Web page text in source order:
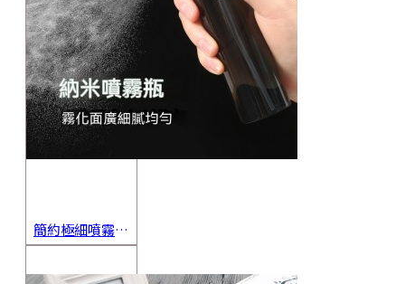
簡約極細噴霧瓶 旅行分裝瓶 保養品分裝 酒精噴霧瓶 小噴壺 香水瓶 隨身瓶